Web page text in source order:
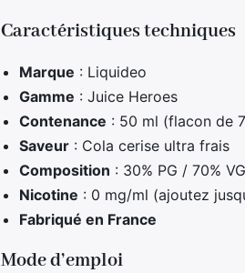
Caractéristiques techniques
Marque : Liquideo
Gamme : Juice Heroes
Contenance : 50 ml (flacon de
Saveur : Cola cerise ultra frais
Composition : 30% PG / 70%
Nicotine : 0 mg/ml (ajoutez
Fabriqué en France
Mode d’emploi